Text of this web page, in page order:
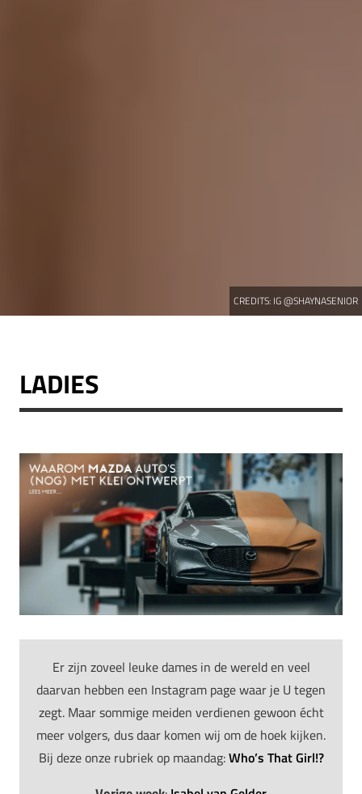
CREDITS: IG @SHAYNASENIOR
LADIES
Er zijn zoveel leuke dames in de wereld en veel
daarvan hebben een Instagram page waar je U tegen
zegt. Maar sommige meiden verdienen gewoon écht
meer volgers, dus daar komen wij om de hoek kijken.
Bij deze onze rubriek op maandag:Who’s That Girl!?